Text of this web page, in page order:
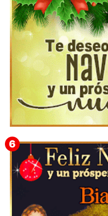
Feliz Navidad Cromaco